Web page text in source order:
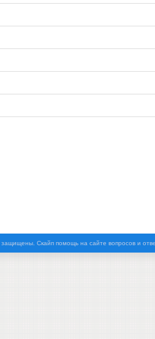
защищены. Скайп помощь на сайте вопросов и